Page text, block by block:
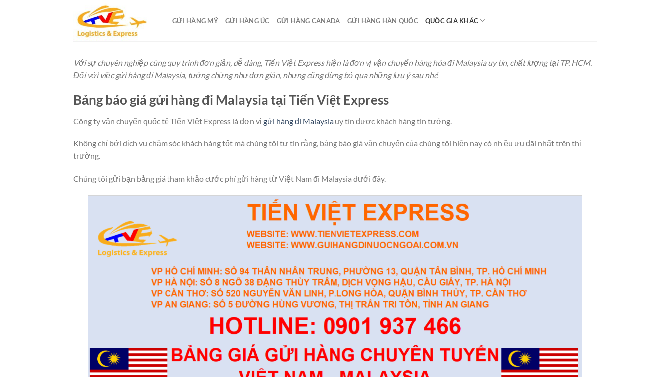
GỬI HÀNG MỸ GỬI HÀNG ÚC GỬI HÀNG CANADA GỬI HÀNG HÀN QUỐC QUỐC GIA KHÁC
Với sự chuyên nghiệp cùng quy trình đơn giản, dễ dàng, Tiến Việt Express hiện là đơn vị vận chuyển hàng hóa đi Malaysia uy tín, chất lượng tại TP. HCM.
Đối với việc gửi hàng đi Malaysia, tưởng chừng như đơn giản, nhưng cũng đừng bỏ qua những lưu ý sau nhé
Bảng báo giá gửi hàng đi Malaysia tại Tiến Việt Express
Công ty vận chuyển quốc tế Tiến Việt Express là đơn vị gửi hàng đi Malaysia uy tín được khách hàng tin tưởng.
Không chỉ bởi dịch vụ chăm sóc khách hàng tốt mà chúng tôi tự tin rằng, bảng báo giá vận chuyển của chúng tôi hiện nay có nhiều ưu đãi nhất trên thị
trường.
Chúng tôi gửi bạn bảng giá tham khảo cước phí gửi hàng từ Việt Nam đi Malaysia dưới đây.